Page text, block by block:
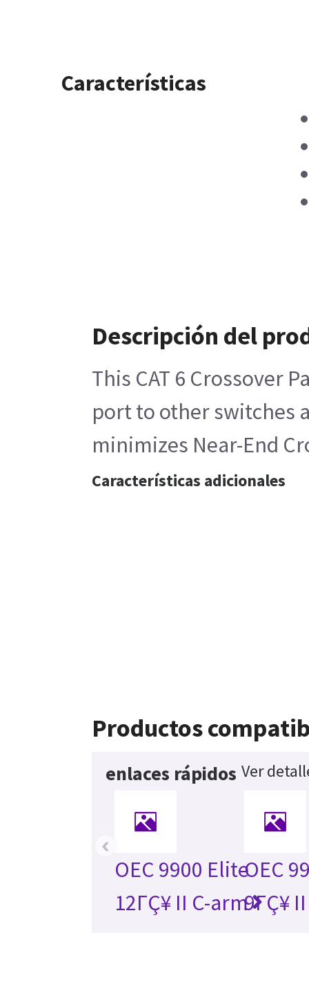
Características
Descripción del
This CAT 6 Crossover
port to other switches
minimizes Near-End
Características adicionales
Productos
enlaces rápidos Ver
OEC 9900 Elite
12ΓÇ¥ II C-arm
OEC
9ΓÇ¥
‹